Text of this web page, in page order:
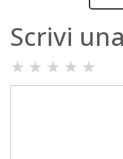
Scrivi
★ ★ ★ ★ ★